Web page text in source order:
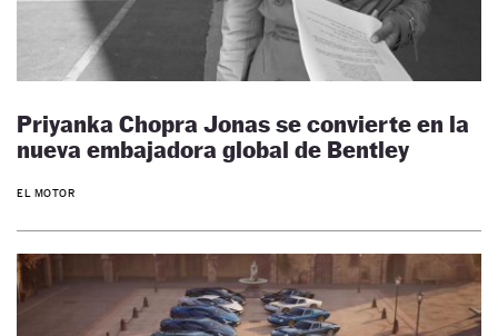
Priyanka Chopra Jonas se convierte en la
nueva embajadora global de Bentley
EL MOTOR